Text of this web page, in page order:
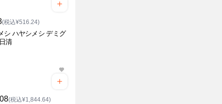
(税込¥516.24)
シ ハヤシメシ デミグ
清
(税込¥1,844.64)